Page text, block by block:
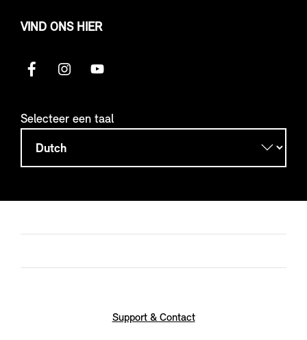
VIND ONS HIER
Selecteer een taal
Support & Contact